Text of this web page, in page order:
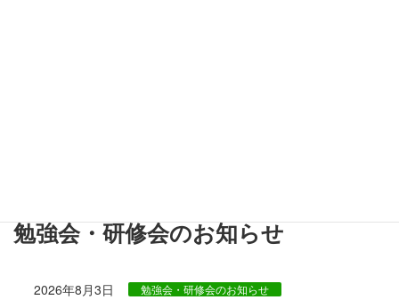
勉強会・研修会のお知らせ
2026年8月3日 勉強会・研修会のお知らせ